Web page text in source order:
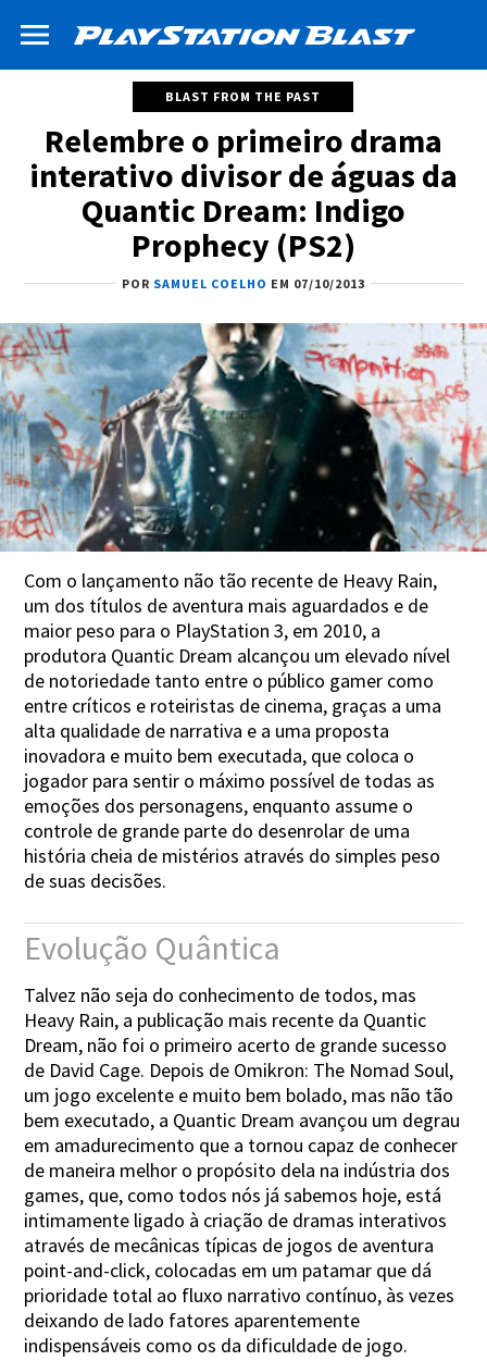
BLAST FROM THE PAST
Relembre o primeiro drama
interativo divisor de águas da
Quantic Dream: Indigo
Prophecy (PS2)
POR SAMUEL COELHO EM 07/10/2013
Com o lançamento não tão recente de Heavy Rain,
um dos títulos de aventura mais aguardados e de
maior peso para o PlayStation 3, em 2010, a
produtora Quantic Dream alcançou um elevado nível
de notoriedade tanto entre o público gamer como
entre críticos e roteiristas de cinema, graças a uma
alta qualidade de narrativa e a uma proposta
inovadora e muito bem executada, que coloca o
jogador para sentir o máximo possível de todas as
emoções dos personagens, enquanto assume o
controle de grande parte do desenrolar de uma
história cheia de mistérios através do simples peso
de suas decisões.
Evolução Quântica
Talvez não seja do conhecimento de todos, mas
Heavy Rain, a publicação mais recente da Quantic
Dream, não foi o primeiro acerto de grande sucesso
de David Cage. Depois de Omikron: The Nomad Soul,
um jogo excelente e muito bem bolado, mas não tão
bem executado, a Quantic Dream avançou um degrau
em amadurecimento que a tornou capaz de conhecer
de maneira melhor o propósito dela na indústria dos
games, que, como todos nós já sabemos hoje, está
intimamente ligado à criação de dramas interativos
através de mecânicas típicas de jogos de aventura
point-and-click, colocadas em um patamar que dá
prioridade total ao fluxo narrativo contínuo, às vezes
deixando de lado fatores aparentemente
indispensáveis como os da dificuldade de jogo.